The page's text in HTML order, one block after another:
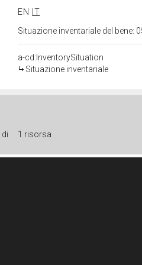
EN
IT
Situazione inventariale del bene:
a-cd:InventorySituation
Situazione inventariale
di 1 risorsa